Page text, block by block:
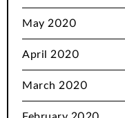
May 2020
April 2020
March 2020